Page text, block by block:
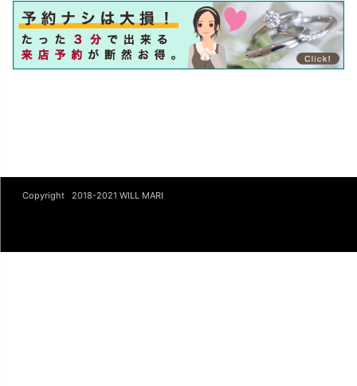
Copyright 2018-2021 WILL MARI